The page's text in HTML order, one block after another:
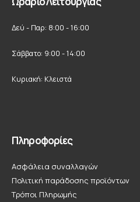
Δεύ - Παρ: 8:00 - 16:00
Σάββατο: 9:00 - 14:00
Κυριακή: Κλειστά
Πληροφορίες
Ασφάλεια συναλλαγών
Πολιτική παράδοσης προϊόντων
Τρόποι Πληρωμής